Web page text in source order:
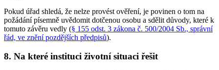
Pokud úřad shledá, že nelze provést ověření, je povinen o tom na
požádání písemně uvědomit dotčenou osobu a sdělit důvody, které k
tomuto závěru vedly (§ 155 odst. 3 zákona č. 500/2004 Sb., správní
řád, ve znění pozdějších předpisů).
8. Na které instituci životní situaci řešit